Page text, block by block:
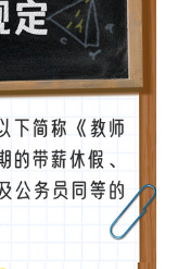
日本語
РУССКИЙ ЯЗЫК
PORTUGUÊS